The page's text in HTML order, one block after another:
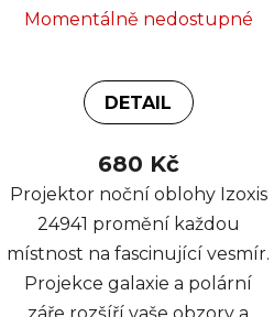
Momentálně nedostupné
DETAIL
680 Kč
Projektor noční oblohy Izoxis
24941 promění každou
místnost na fascinující vesmír.
Projekce galaxie a polární